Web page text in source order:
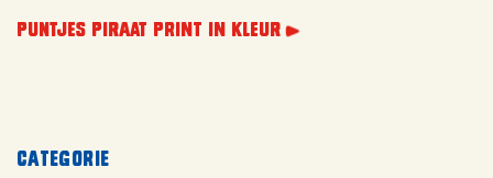
PUNTJES PIRAAT PRINT IN KLEUR
Categorie